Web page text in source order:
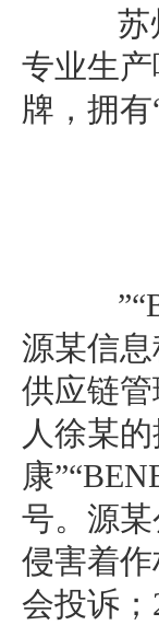
苏州
专业生
牌，拥有
源某信
供应链
人徐某
康
号。源
侵害着
会投诉